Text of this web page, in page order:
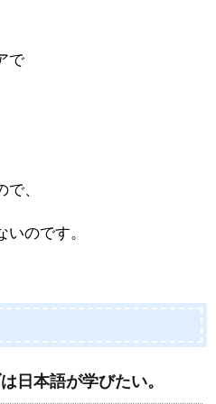
で
、
のです。
日本語が学びたい。